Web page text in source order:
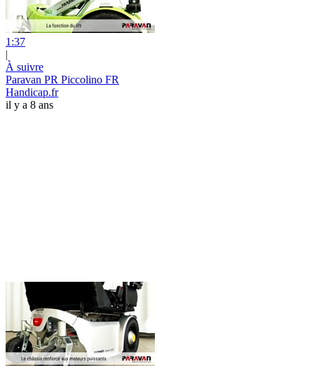
1:37
|
À suivre
Paravan PR Piccolino FR
Handicap.fr
il y a 8 ans